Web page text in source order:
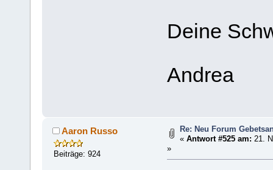
Deine
Andrea
Aaron Russo
Beiträge: 924
Re: Neu Forum
«Antwort #525 am: 21.
»